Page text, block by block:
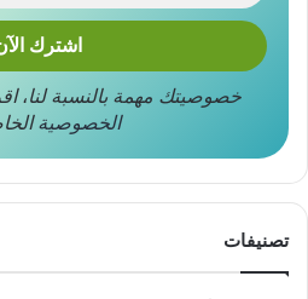
خصوصيتك مهمة بالنسبة لنا،
الخصوصية
تصنيفات